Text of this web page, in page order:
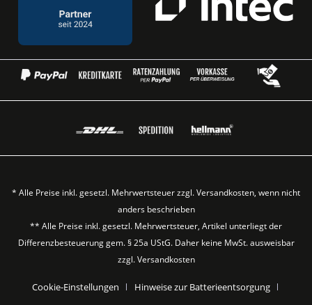
* Alle Preise inkl. gesetzl. Mehrwertsteuer zzgl.Versandkosten, wenn nicht
anders beschrieben
** Alle Preise inkl. gesetzl. Mehrwertsteuer, Artikel unterliegt der
Differenzbesteuerung gem. § 25a UStG. Daher keine MwSt. ausweisbar
zzgl.Versandkosten
Cookie-Einstellungen
Hinweise zur Batterieentsorgung